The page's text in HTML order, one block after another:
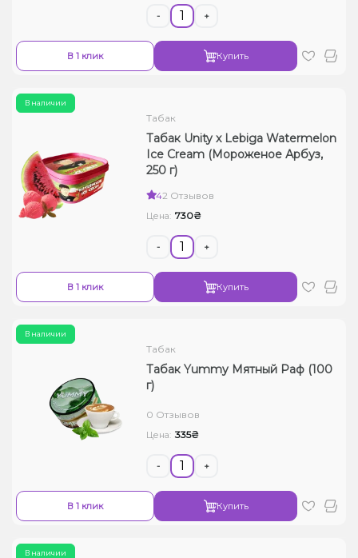
- +
В 1 клик Купить
В наличии
Табак
Табак Unity x Lebiga Watermelon
Ice Cream (Мороженое Арбуз,
250 г)
42 Отзывов
Цена: 730₴
- +
В 1 клик Купить
В наличии
Табак
Табак Yummy Мятный Раф (100
г)
0 Отзывов
Цена: 335₴
- +
В 1 клик Купить
В наличии